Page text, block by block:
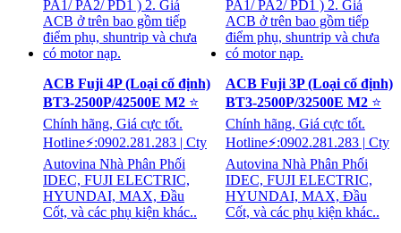
ACB Fuji 4P (Loại cố định)
BT3-2500P/42500E M2 ⭐
Chính hãng, Giá cực tốt.
Hotline⚡:0902.281.283 | Cty
Autovina Nhà Phân Phối
IDEC, FUJI ELECTRIC,
HYUNDAI, MAX, Đầu
Cốt, và các phụ kiện khác..
ACB Fuji 3P (Loại cố định)
BT3-2500P/32500E M2⭐
Chính hãng, Giá cực tốt.
Hotline⚡:0902.281.283 | Cty
Autovina Nhà Phân Phối
IDEC, FUJI ELECTRIC,
HYUNDAI, MAX, Đầu
Cốt, và các phụ kiện khác..